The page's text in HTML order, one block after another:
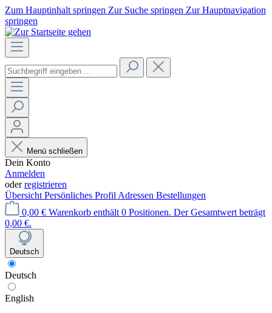
Zum Hauptinhalt springen Zur Suche springen Zur Hauptnavigation
springen
Menü schließen
Dein Konto
Anmelden
oderregistrieren
Übersicht Persönliches Profil Adressen Bestellungen
0,00 € Warenkorb enthält 0 Positionen. Der Gesamtwert beträgt
0,00 €.
Deutsch
Deutsch
English